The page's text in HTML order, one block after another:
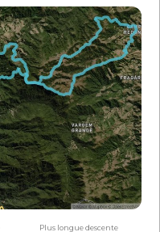
Plus longue descente